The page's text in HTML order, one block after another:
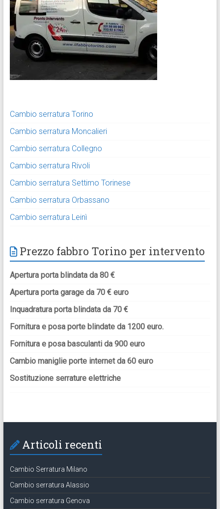
Cambio serratura Torino
Cambio serratura Moncalieri
Cambio serratura Collegno
Cambio serratura Rivoli
Cambio serratura Settimo Torinese
Cambio serratura Orbassano
Cambio serratura Leinì
Prezzo fabbro Torino per intervento
Apertura porta blindata da 80 €
Apertura porta garage da 70 € euro
Inquadratura porta blindata da 70 €
Fornitura e posa porte blindate da 1200 euro.
Fornitura e posa basculanti da 900 euro
Cambio maniglie porte internet da 60 euro
Sostituzione serrature elettriche
Articoli recenti
Cambio Serratura Milano
Cambio serratura Alassio
Cambio serratura Genova